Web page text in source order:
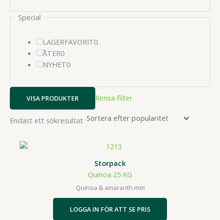
Special
LAGERFAVORIT00
ÅTER00
produkter
NYHET00
VISA PRODUKTER Rensa filter
Endast ett sökresultat
Storpack
Quinoa 25 KG
Quinoa & amaranth mm
LOGGA IN FÖR ATT SE PRIS